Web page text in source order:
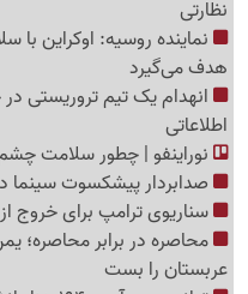
نظارتی
نماینده روسیه: اوکراین
هدف می‌گیرد
انهدام یک تیم تروریستی
اطلاعاتی
نوراینفو | چطور سلامت
صدابردار پیشکسوت
سناریوی ترامپ برای خروج
محاصره در برابر محاصره؛
عربستان را بست